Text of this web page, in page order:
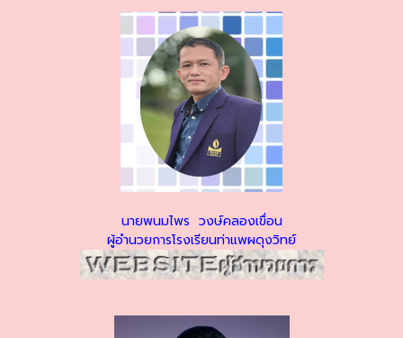
นายพนมไพร วงษ์คลองเขื่อน
ผู้อำนวยการโรงเรียนท่าแพผดุงวิทย์